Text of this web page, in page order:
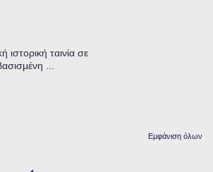
ταινία σε
...
Εμφάνιση όλων